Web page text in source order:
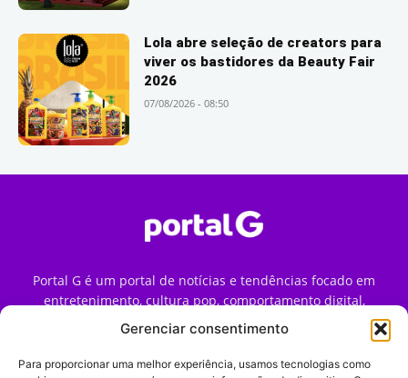
Gerenciar consentimento
Para proporcionar uma melhor experiência, usamos tecnologias como
Lola abre seleção de creators para
viver os bastidores da Beauty Fair
2026
07/08/2026 - 08:50
Portal G é um portal de notícias e tendências focado em
entretenimento, cultura pop, comportamento digital,
streaming, games e iniciativas de marca que impactam a
forma como o público vive e consome internet no Brasil.